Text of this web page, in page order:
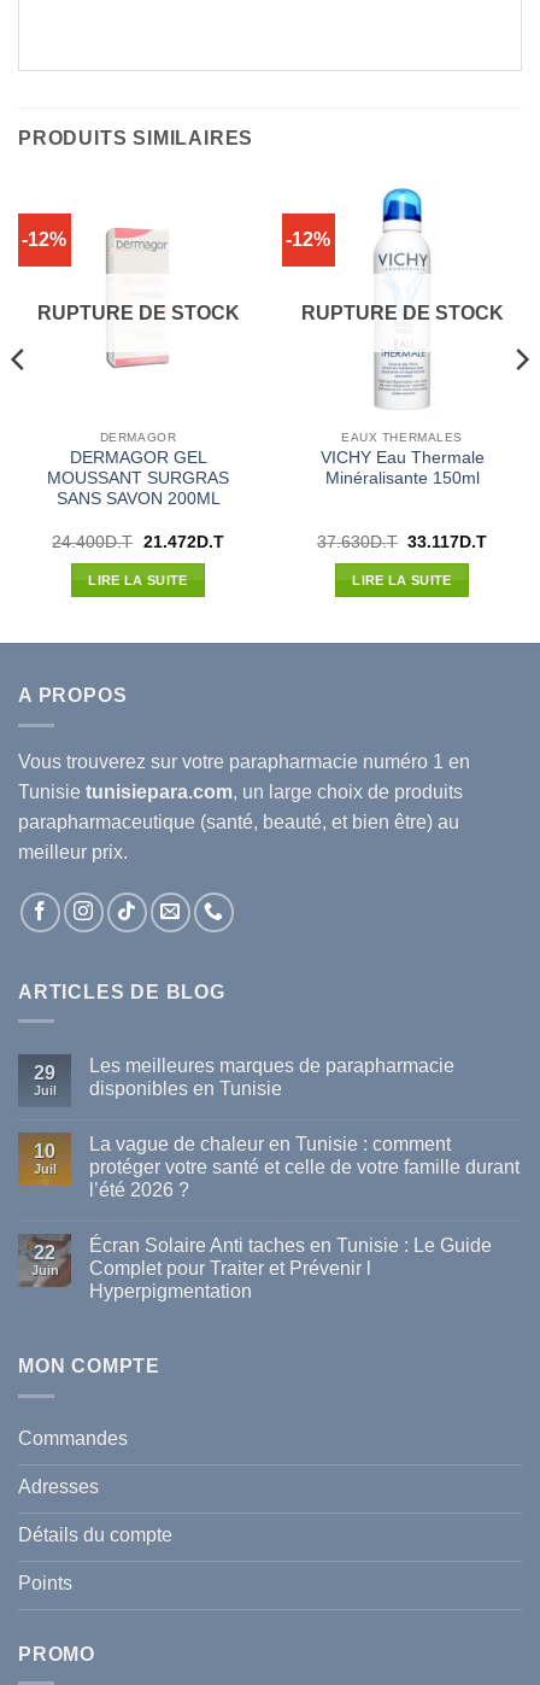
PRODUITS SIMILAIRES
-12%
RUPTURE DE STOCK
DERMAGOR
DERMAGOR GEL
MOUSSANT SURGRAS
SANS SAVON 200ML
24.400D.T Le
initial
était :
21.472D.TLe
LIRE LA SUITE
-12%
RUPTURE DE STOCK
EAUX THERMALES
VICHY Eau Thermale
Minéralisante 150ml
37.630D.T Le
initial
était :
33.117 D.TLe
LIRE LA SUITE
A PROPOS
Vous trouverez sur votre parapharmacie numéro 1 en
Tunisie tunisiepara.com, un large choix de produits
parapharmaceutique (santé, beauté, et bien être) au
meilleur prix.
ARTICLES DE BLOG
29
Juil
Les meilleures marques de parapharmacie
disponibles en Tunisie
sur
meilleures
marques
disponibles
en
Tunisie
10
Juil
La vague de chaleur en Tunisie : comment
protéger votre santé et celle de votre famille durant
l’été 2026 ?
sur
La
vague
de
comment
et
celle
de
votre
famille
durant
l’été
2026
?
22
Juin
Écran Solaire Anti taches en Tunisie : Le Guide
Complet pour Traiter et Prévenir l
Hyperpigmentation
Écran
Tunisie
Guide
Traiter
Prévenir
MON COMPTE
Commandes
Adresses
Détails du compte
Points
PROMO